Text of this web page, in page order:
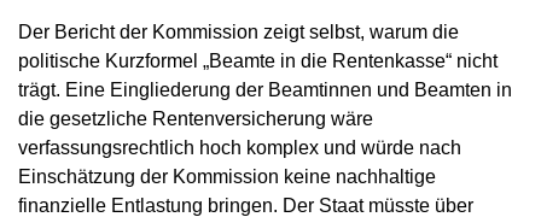
Der Bericht der Kommission zeigt selbst, warum die
politische Kurzformel „Beamte in die Rentenkasse“ nicht
trägt. Eine Eingliederung der Beamtinnen und Beamten in
die gesetzliche Rentenversicherung wäre
verfassungsrechtlich hoch komplex und würde nach
Einschätzung der Kommission keine nachhaltige
finanzielle Entlastung bringen. Der Staat müsste über